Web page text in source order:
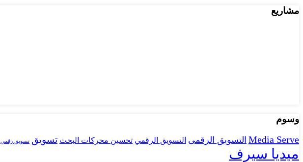
مشاريع
وسوم
Media Serve التسويق الرقمى التسويق الرقمي تحسين محركات البحث تسويق تسويق رقمي
ميديا سيرف